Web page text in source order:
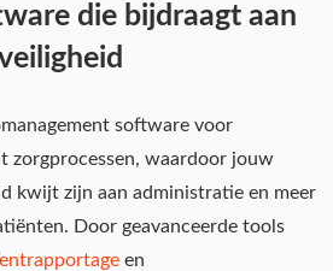
die bijdraagt aan
software voor
zorgprocessen, waardoor jouw
kwijt zijn aan administratie en meer
Door geavanceerde tools
en